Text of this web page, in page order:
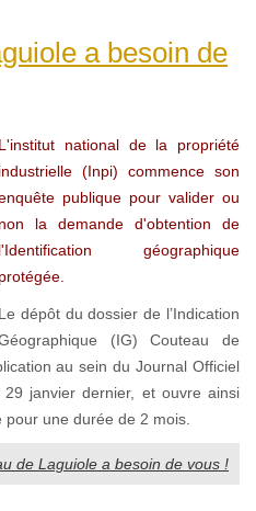
a besoin de
L'institut national de la propriété
industrielle (Inpi) commence son
publique pour valider ou
non la demande d'obtention de
l'Identification géographique
protégée.
Le dépôt du dossier de l’Indication
(IG) Couteau de
au sein du Journal Officiel
janvier dernier, et ouvre ainsi
pour une durée de 2 mois.
de Laguiole a besoin de vous !